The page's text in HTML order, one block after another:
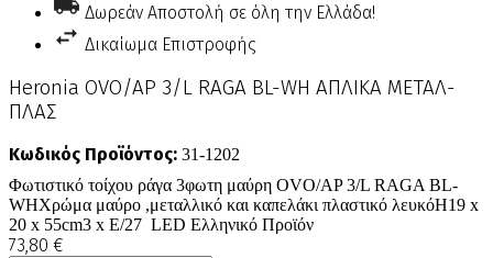
Δωρεάν Αποστολή σε όλη την Ελλάδα!
Δικαίωμα Επιστροφής
Heronia OVO/AP 3/L RAGA BL-WH ΑΠΛΙΚΑ ΜΕΤΑΛ-
ΠΛΑΣ
Κωδικός Προϊόντος: 31-1202
Φωτιστικό τοίχου ράγα 3φωτη μαύρη OVO/AP 3/L RAGA BL-
WHΧρώμα μαύρο ,μεταλλικό και καπελάκι πλαστικό λευκόΗ19 x
20 x 55cm3 x E/27 LED Ελληνικό Προϊόν
73,80 €